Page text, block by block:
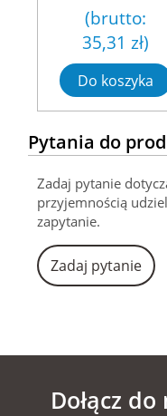
(brutto:
35,31 zł)
Do koszyka
Pytania do
Zadaj pytanie
przyjemnością
zapytanie.
Zadaj pytanie
Dołącz